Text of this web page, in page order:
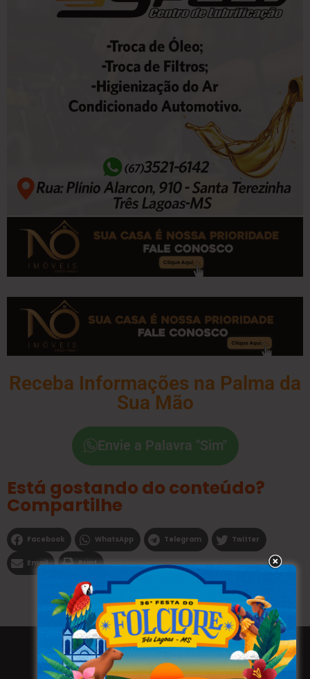
Receba Informações na Palma da
Sua Mão
Envie a Palavra "Sim"
Está gostando do conteúdo?
Compartilhe
Facebook WhatsApp Telegram Twitter
Email Print
Todos os direitos reservados a WEBFAVORITA.COM.BR